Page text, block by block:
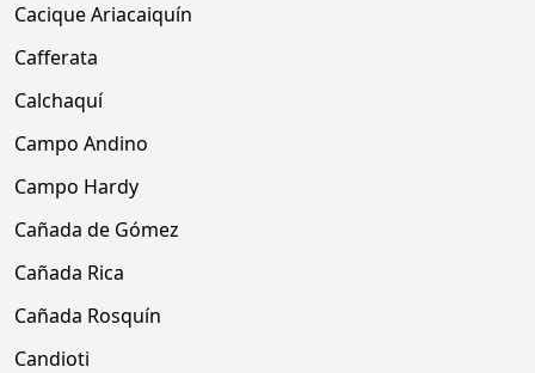
Cacique Ariacaiquín
Cafferata
Calchaquí
Campo Andino
Campo Hardy
Cañada de Gómez
Cañada Rica
Cañada Rosquín
Candioti